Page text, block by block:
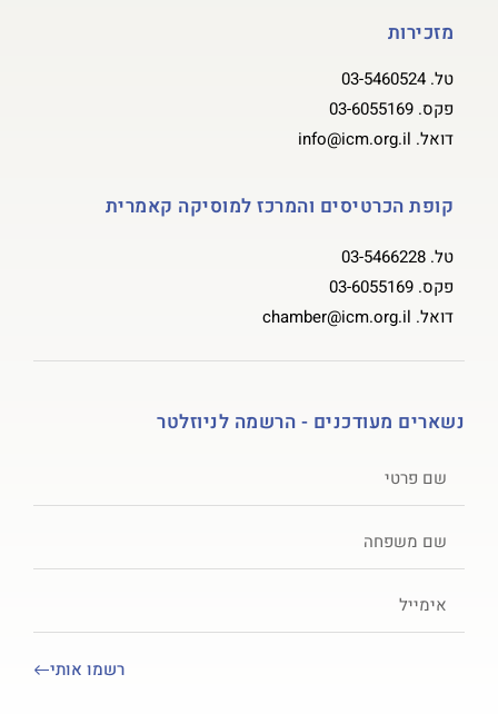
מזכירות
טל. 03-5460524
פקס. 03-6055169
דואל. info@icm.org.il
קופת הכרטיסים והמרכז למוסיקה קאמרית
טל. 03-5466228
פקס. 03-6055169
דואל. chamber@icm.org.il
נשארים מעודכנים - הרשמה לניוזלטר
רשמו אותי